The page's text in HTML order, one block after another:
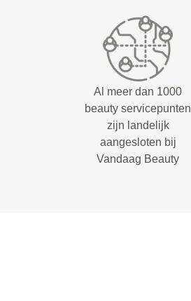
Al meer dan 1000
beauty servicepunten
zijn landelijk
aangesloten bij
Vandaag Beauty